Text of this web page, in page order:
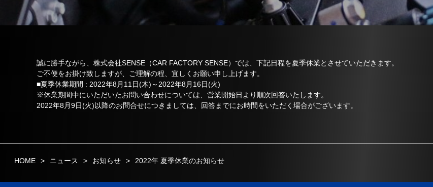
誠に勝手ながら、株式会社SENSE（CAR FACTORY SENSE）では、下記日程を夏季休業とさせていただきます。
ご不便をお掛け致しますが、ご理解の程、宜しくお願い申し上げます。
■夏季休業期間 : 2022年8月11日(木)～2022年8月16日(火)
※休業期間中にいただいたお問い合わせについては、営業開始日より順次回答いたします。
2022年8月9日(火)以降のお問合せにつきましては、回答までにお時間をいただく場合がございます。
HOME ニュース お知らせ 2022年 夏季休業のお知らせ